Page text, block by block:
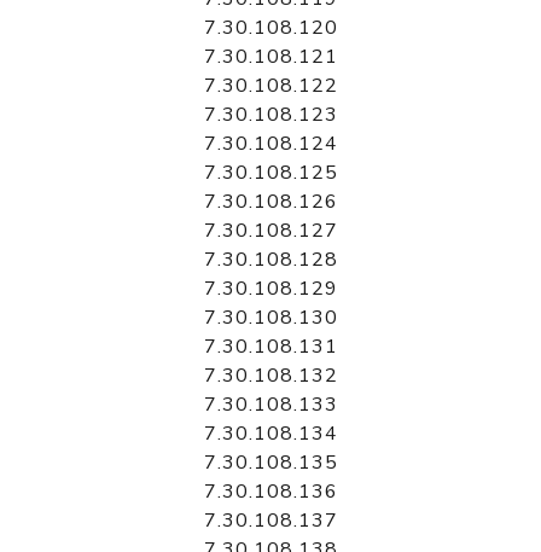
7.30.108.120
7.30.108.121
7.30.108.122
7.30.108.123
7.30.108.124
7.30.108.125
7.30.108.126
7.30.108.127
7.30.108.128
7.30.108.129
7.30.108.130
7.30.108.131
7.30.108.132
7.30.108.133
7.30.108.134
7.30.108.135
7.30.108.136
7.30.108.137